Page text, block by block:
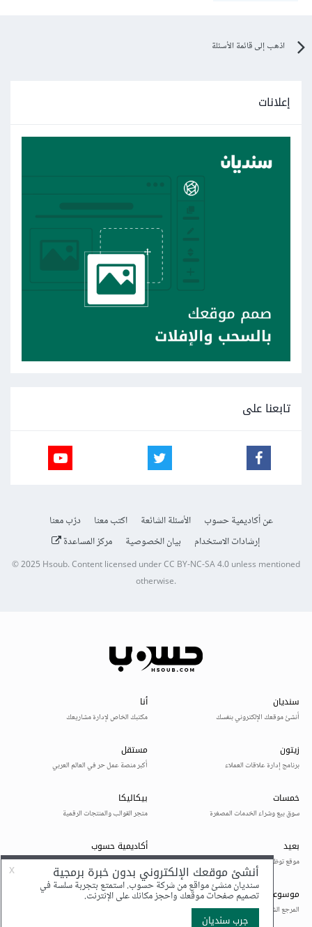
اذهب إلى قائمة الأسئلة
إعلانات
تابعنا على
عن أكاديمية حسوب الأسئلة الشائعة اكتب معنا
درّب معنا
إرشادات الاستخدام
بيان الخصوصية مركز المساعدة
© 2025Hsoub.Content licensed underCC BY-NC-SA 4.0unless mentioned
otherwise.